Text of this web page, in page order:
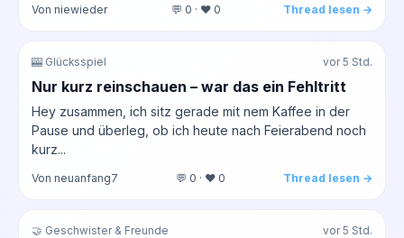
Von niewieder 💬 0 · ❤️ 0 Thread lesen →
🎰 Glücksspiel vor 5 Std.
Nur kurz reinschauen – war das ein Fehltritt
Hey zusammen, ich sitz gerade mit nem Kaffee in der
Pause und überleg, ob ich heute nach Feierabend noch
kurz...
Von neuanfang7 💬 0 · ❤️ 0 Thread lesen →
🤝 Geschwister & Freunde vor 5 Std.